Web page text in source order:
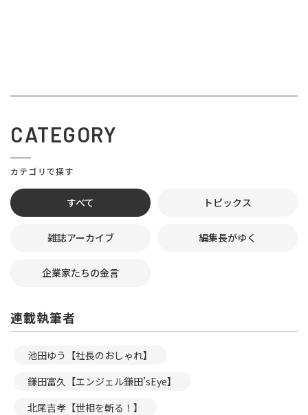
CATEGORY
カテゴリで探す
すべて トピックス
雑誌アーカイブ 編集長がゆく
企業家たちの金言
連載執筆者
池田ゆう【社長のおしゃれ】
鎌田富久【エンジェル鎌田’sEye】
北尾吉孝【世相を斬る！】